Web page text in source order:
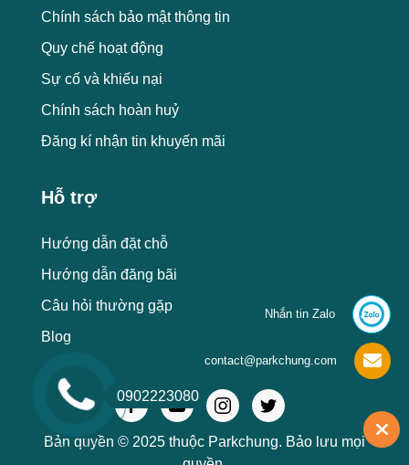
Chính sách bảo mật thông tin
Quy chế hoạt động
Sự cố và khiếu nại
Chính sách hoàn huỷ
Đăng kí nhận tin khuyến mãi
Hỗ trợ
Hướng dẫn đặt chỗ
Hướng dẫn đăng bãi
Câu hỏi thường gặp
Blog
Bản quyền © 2025 thuộc Parkchung. Bảo lưu mọi
0902223080
Nhắn tin Zalo
contact@parkchung.com